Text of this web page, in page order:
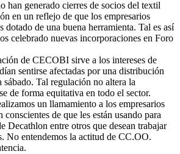
han generado cierres de socios del textil
en un reflejo de que los empresarios
dotado de una buena herramienta. Tal es así
celebrado nuevas incorporaciones en Foro
de CECOBI sirve a los intereses de
sentirse afectadas por una distribución
sábado. Tal regulación no altera la
de forma equitativa en todo el sector.
un llamamiento a los empresarios
conscientes de que les están usando para
Decathlon entre otros que desean trabajar
No entendemos la actitud de CC.OO.